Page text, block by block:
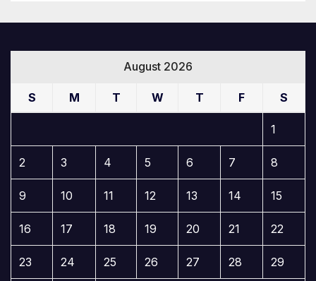
August 2026
S M T W T F S
1
2 3 4 5 6 7 8
9 10 11 12 13 14 15
16 17 18 19 20 21 22
23 24 25 26 27 28 29